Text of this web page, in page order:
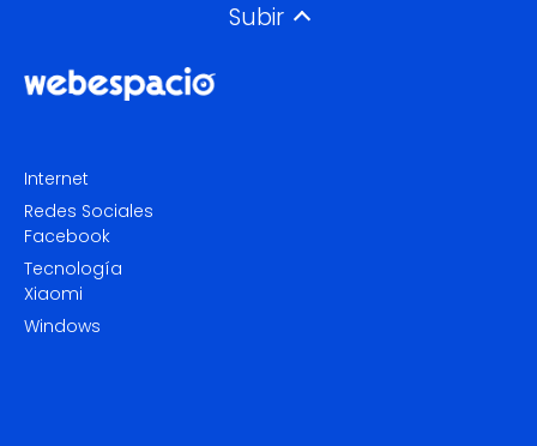
Subir
Internet
Redes Sociales
Facebook
Tecnología
Xiaomi
Windows